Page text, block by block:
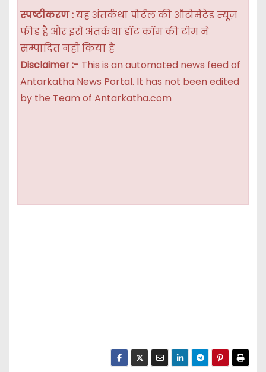
स्पष्टीकरण :यह अंतर्कथा पोर्टल की ऑटोमेटेड न्यूज़
फीड है और इसे अंतर्कथा डॉट कॉम की टीम ने
सम्पादित नहीं किया है
Disclaimer :- This is an automated news feed of
Antarkatha News Portal. It has not been edited
by the Team of Antarkatha.com